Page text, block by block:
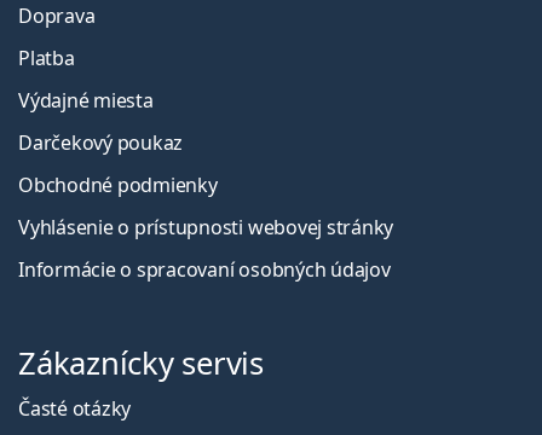
Doprava
Platba
Výdajné miesta
Darčekový poukaz
Obchodné podmienky
Vyhlásenie o prístupnosti webovej stránky
Informácie o spracovaní osobných údajov
Zákaznícky servis
Časté otázky